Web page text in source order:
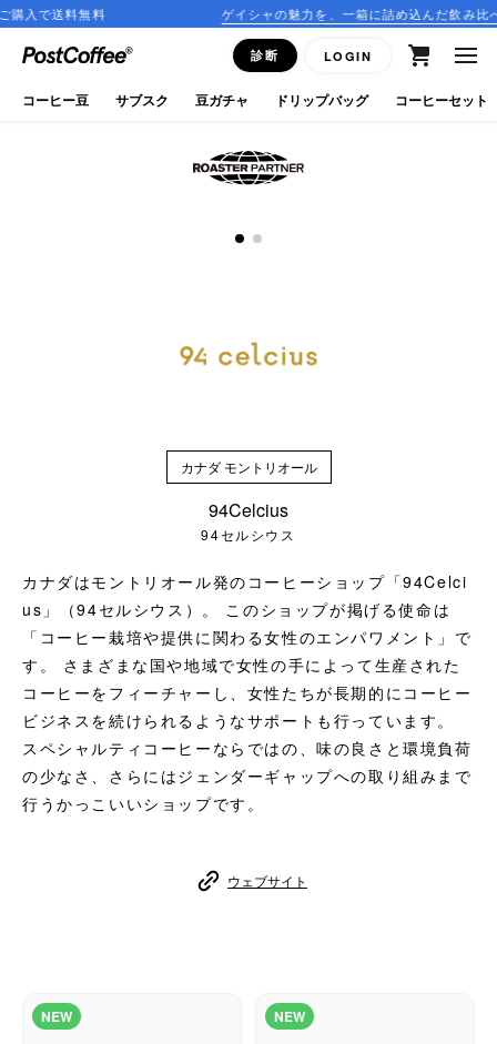
で送料無料 ゲイシャの魅力を、一箱に詰め込んだ飲み比べ
診断 LOGIN
close
ログイン
アクセサリ
CFFBNS
ギフトセット
リキッド
カナダ モントリオール
94Celcius
94セルシウス
カナダはモントリオール発のコーヒーショップ「94Celci
us」（94セルシウス）。 このショップが掲げる使命は
「コーヒー栽培や提供に関わる女性のエンパワメント」で
す。 さまざまな国や地域で女性の手によって生産された
コーヒーをフィーチャーし、女性たちが長期的にコーヒー
ビジネスを続けられるようなサポートも行っています。
スペシャルティコーヒーならではの、味の良さと環境負荷
の少なさ、さらにはジェンダーギャップへの取り組みまで
行うかっこいいショップです。
ウェブサイト
NEW NEW
コーヒー豆 サブスク 豆ガチャ ドリップバッグ コーヒーセット